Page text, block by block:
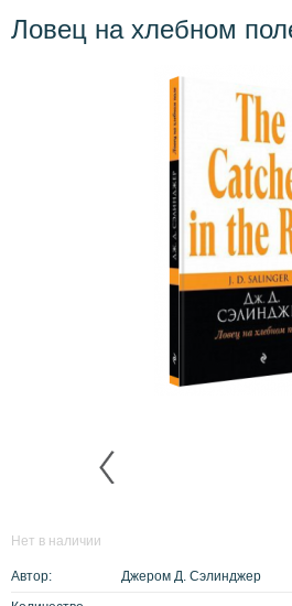
Ловец на хлебном
Нет в наличии
Автор:
Джером Д. Сэлинджер